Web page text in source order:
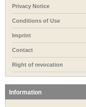
Privacy Notice
Conditions of Use
Imprint
Contact
Right of revocation
Information